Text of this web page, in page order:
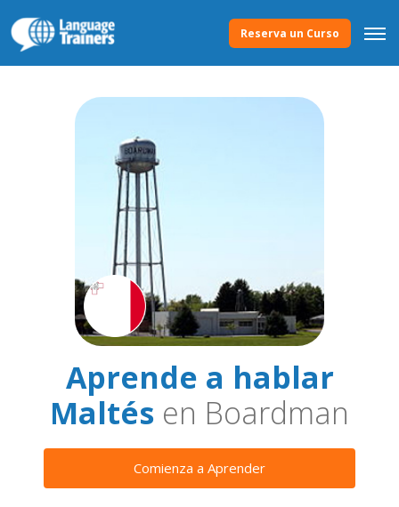
Reserva un Curso
Aprende a hablar
Maltés en Boardman
Comienza a Aprender